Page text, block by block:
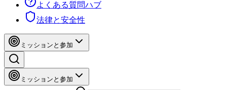
よくある質問ハブ
法律と安全性
ミッションと参加
ミッションと参加